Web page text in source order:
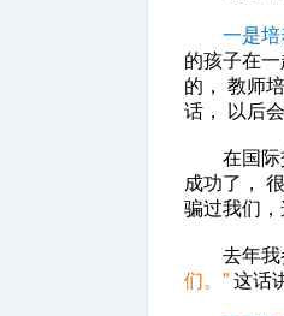
一是培
的孩子在
的， 教师
话， 以后
在国际交
成功了，
骗过我们
去年我参
们。” 这话